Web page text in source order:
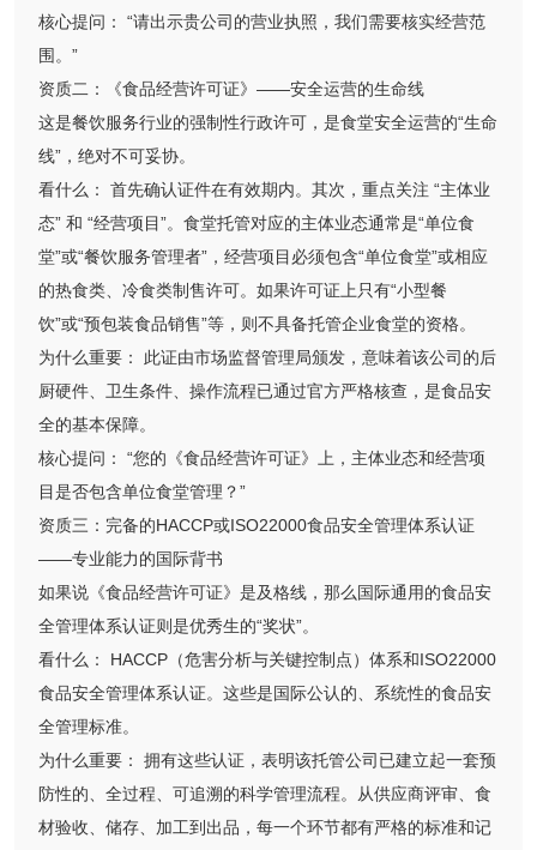
核心提问： “请出示贵公司的营业执照，我们需要核实经营范
围。”
资质二：《食品经营许可证》——安全运营的生命线
这是餐饮服务行业的强制性行政许可，是食堂安全运营的“生命
线”，绝对不可妥协。
看什么： 首先确认证件在有效期内。其次，重点关注 “主体业
态” 和 “经营项目”。食堂托管对应的主体业态通常是“单位食
堂”或“餐饮服务管理者”，经营项目必须包含“单位食堂”或相应
的热食类、冷食类制售许可。如果许可证上只有“小型餐
饮”或“预包装食品销售”等，则不具备托管企业食堂的资格。
为什么重要： 此证由市场监督管理局颁发，意味着该公司的后
厨硬件、卫生条件、操作流程已通过官方严格核查，是食品安
全的基本保障。
核心提问： “您的《食品经营许可证》上，主体业态和经营项
目是否包含单位食堂管理？”
资质三：完备的HACCP或ISO22000食品安全管理体系认证
——专业能力的国际背书
如果说《食品经营许可证》是及格线，那么国际通用的食品安
全管理体系认证则是优秀生的“奖状”。
看什么： HACCP（危害分析与关键控制点）体系和ISO22000
食品安全管理体系认证。这些是国际公认的、系统性的食品安
全管理标准。
为什么重要： 拥有这些认证，表明该托管公司已建立起一套预
防性的、全过程、可追溯的科学管理流程。从供应商评审、食
材验收、储存、加工到出品，每一个环节都有严格的标准和记